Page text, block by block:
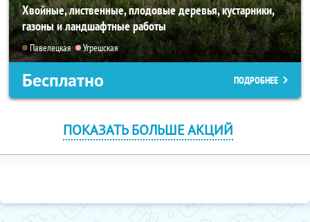
Хвойные, лиственные, плодовые деревья, кустарники,
газоны и ландшафтные работы
Павелецкая Угрешская
Бесплатно ПОДРОБНЕЕ
ПОКАЗАТЬ БОЛЬШЕ АКЦИЙ